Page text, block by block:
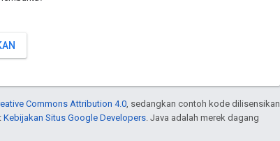
Commons Attribution 4.0, sedangkan contoh kode dilisensikan
Kebijakan Situs Google Developers. Java adalah merek dagang